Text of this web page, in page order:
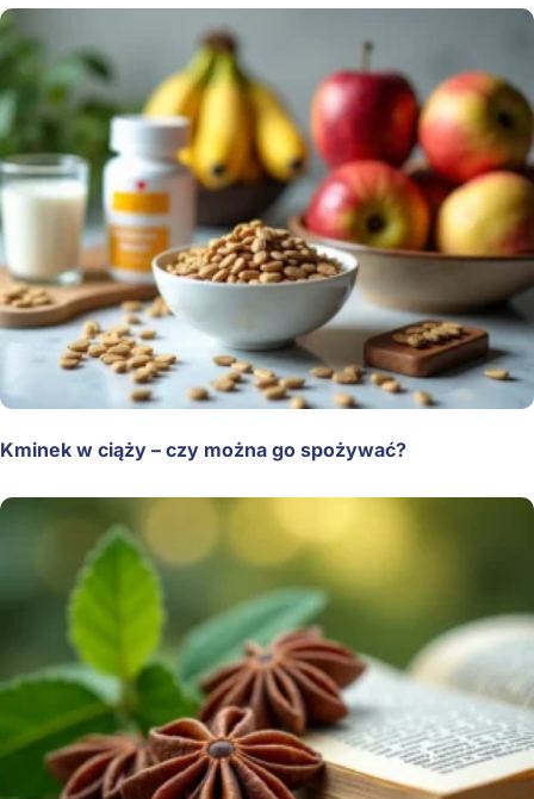
Kminek w ciąży – czy można go spożywać?